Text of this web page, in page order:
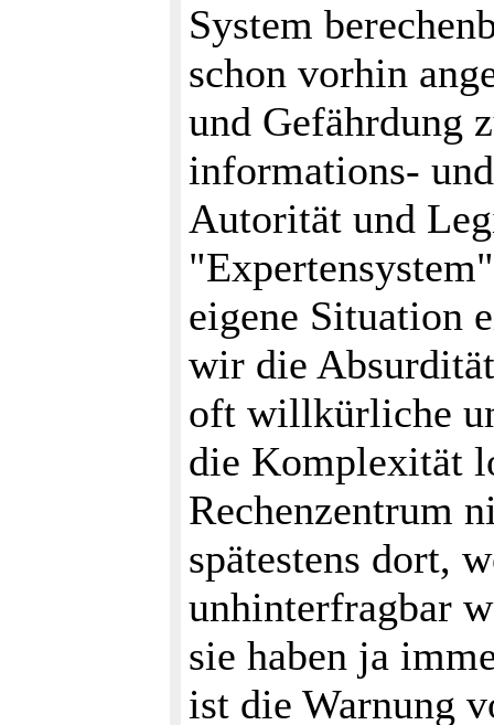
System
schon vorhin
und Gefährdung
informations-
Autorität und
eigene Situation
wir die
oft willkürliche
die Komplexität
Rechenzentrum
spätestens dort,
unhinterfragbar
sie haben ja
ist die Warnung